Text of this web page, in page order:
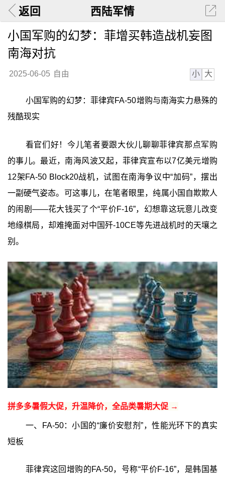
返回 西陆军情
小国军购的幻梦：菲增买韩造战机妄图
南海对抗
2025-06-05 自由 小 大
小国军购的幻梦：菲律宾FA-50增购与南海实力悬殊的
残酷现实
看官们好！今儿笔者要跟大伙儿聊聊菲律宾那点军购
的事儿。最近，南海风波又起，菲律宾宣布以7亿美元增购
12架FA-50 Block20战机，试图在南海争议中“加码”，摆出
一副硬气姿态。可这事儿，在笔者眼里，纯属小国自欺欺人
的闹剧——花大钱买了个“平价F-16”，幻想靠这玩意儿改变
地缘棋局，却难掩面对中国歼-10CE等先进战机时的天壤之
别。
拼多多暑假大促，升温降价，全品类暑期大促 →
一、FA-50：小国的“廉价安慰剂”，性能光环下的真实
短板
菲律宾这回增购的FA-50，号称“平价F-16”，是韩国基